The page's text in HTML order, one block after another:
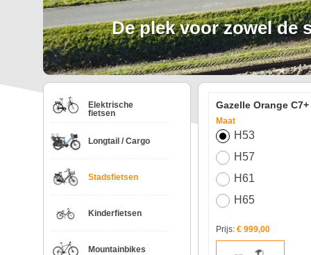
De plek voor zowel de
Elektrische
fietsen
Longtail / Cargo
Stadsfietsen
Kinderfietsen
Mountainbikes
Gazelle Orange C7+
Maat
H53
H57
H61
H65
Prijs: € 999,00